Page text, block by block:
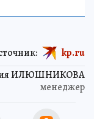
ИЛЮШНИКОВА
менеджер
kp.ru